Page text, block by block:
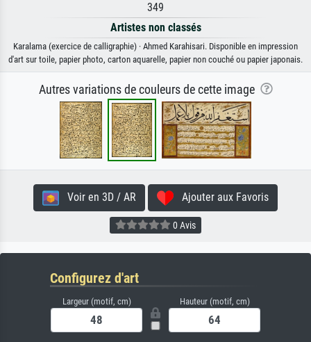
349
Artistes non classés
Karalama (exercice de calligraphie) · Ahmed Karahisari. Disponible en impression
d'art sur toile, papier photo, carton aquarelle, papier non couché ou papier japonais.
Autres variations de couleurs de cette image
Voir en 3D / AR Ajouter aux Favoris
0 Avis
Configurez d'art
Largeur (motif, cm) Hauteur (motif, cm)